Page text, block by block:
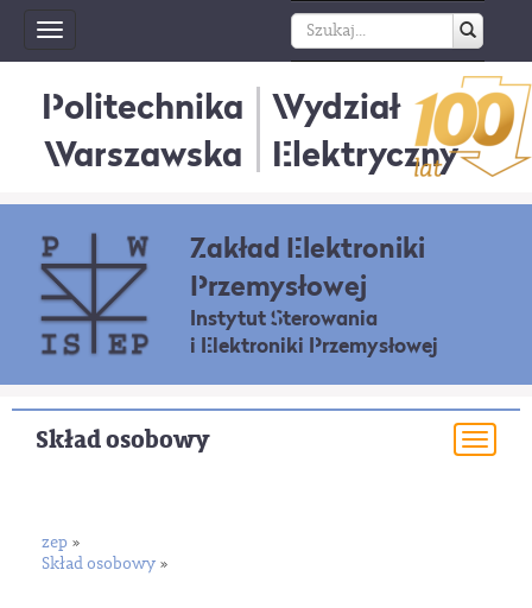
Toggle
navigation
Politechnika
Warszawska
Wydział
Elektryczny
Zakład Elektroniki
Przemysłowej
Instytut Sterowania
i Elektroniki Przemysłowej
Skład osobowy
zep »
Skład osobowy »